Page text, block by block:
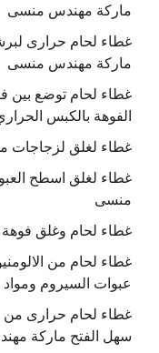
ماركة مهندس منسى
غطاء لحام حرارى
ماركة مهندس منسى
غطاء لحام توضع بين
الفوهة بالكبس
غطاء لغلق لزجاجات
غطاء لغلق اسطح
منسى
غطاء لحام وغلق
غطاء لحام من
عبوات السيروم
غطاء لحام حرارى من
سهل الفتح ماركة